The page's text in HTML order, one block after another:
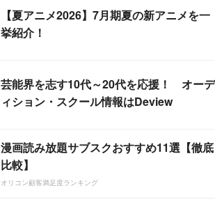
【夏アニメ2026】7月期夏の新アニメを一
挙紹介！
芸能界を志す10代～20代を応援！ オーデ
ィション・スクール情報はDeview
漫画読み放題サブスクおすすめ11選【徹底
比較】
オリコン顧客満足度ランキング